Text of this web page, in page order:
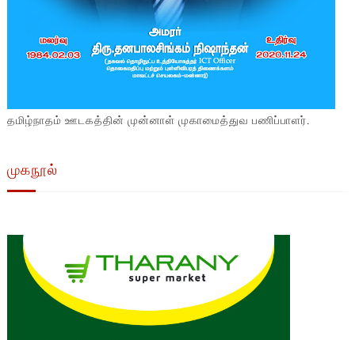
தமிழ்நாதம் ஊடகத்தின் முன்னாள் முகாமைத்துவ பணிப்பாளர்.
முகநூல்